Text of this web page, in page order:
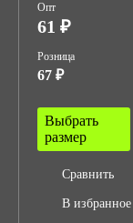
Опт
61 ₽
Розница
67 ₽
Выбрать
размер
Сравнить
В избранное